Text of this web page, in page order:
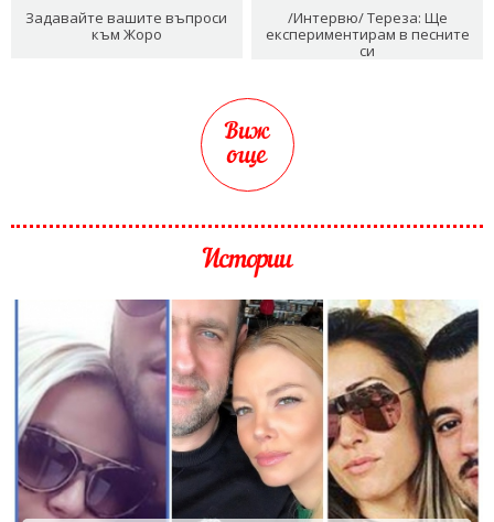
Задавайте вашите въпроси
към Жоро
/Интервю/ Тереза: Ще
експериментирам в песните
си
Виж
още
Истории